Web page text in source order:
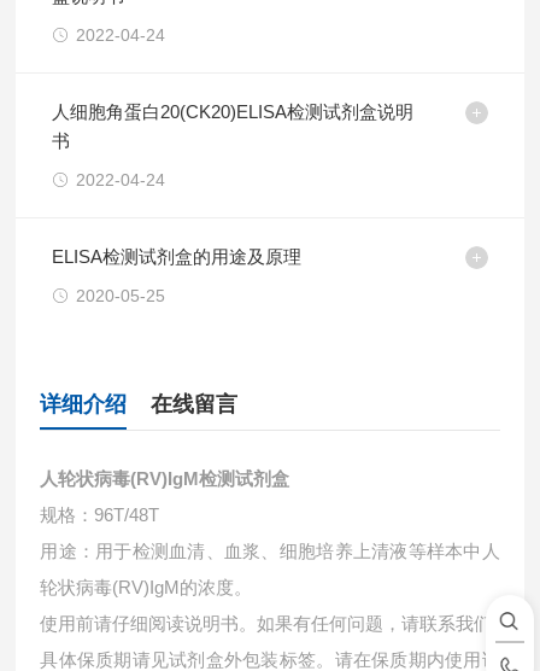
2022-04-24
人细胞角蛋白20(CK20)ELISA检测试剂盒说明
书
2022-04-24
ELISA检测试剂盒的用途及原理
2020-05-25
详细介绍 在线留言
人轮状病毒(RV)IgM检测试剂盒
规格：96T/48T
用途：用于检测血清、血浆、细胞培养上清液等样本中 人
轮状病毒(RV)IgM的浓度。
使用前请仔细阅读说明书。如果有任何问题，请联系我们
具体保质期请见试剂盒外包装标签。请在保质期内使用试